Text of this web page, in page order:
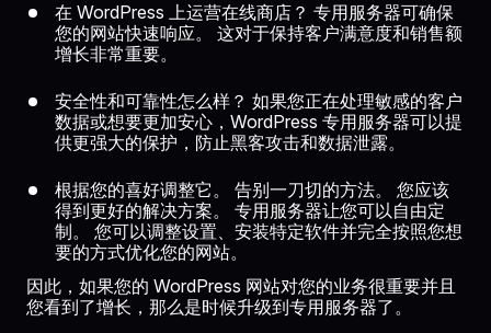
在 WordPress 上运营在线商店？ 专用服务器可确保
您的网站快速响应。 这对于保持客户满意度和销售额
增长非常重要。
安全性和可靠性怎么样？ 如果您正在处理敏感的客户
数据或想要更加安心，WordPress 专用服务器可以提
供更强大的保护，防止黑客攻击和数据泄露。
根据您的喜好调整它。 告别一刀切的方法。 您应该
得到更好的解决方案。 专用服务器让您可以自由定
制。 您可以调整设置、安装特定软件并完全按照您想
要的方式优化您的网站。
因此，如果您的 WordPress 网站对您的业务很重要并且
您看到了增长，那么是时候升级到专用服务器了。